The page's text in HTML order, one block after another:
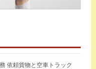
依頼貨物と空車トラック